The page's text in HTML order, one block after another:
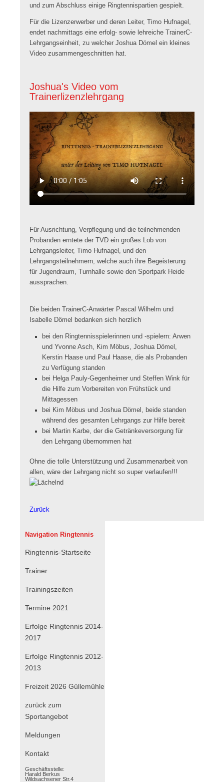
und zum Abschluss einige Ringtennispartien gespielt.
Für die Lizenzerwerber und deren Leiter, Timo Hufnagel,
endet nachmittags eine erfolg- sowie lehreiche TrainerC-
Lehrgangseinheit, zu welcher Joshua Dömel ein kleines
Video zusammengeschnitten hat.
Joshua's Video vom
Trainerlizenzlehrgang
Für Ausrichtung, Verpflegung und die teilnehmenden
Probanden erntete der TVD ein großes Lob von
Lehrgangsleiter, Timo Hufnagel, und den
Lehrgangsteilnehmern, welche auch ihre Begeisterung
für Jugendraum, Turnhalle sowie den Sportpark Heide
aussprachen.
Die beiden TrainerC-Anwärter Pascal Wilhelm und
Isabelle Dömel bedanken sich herzlich
bei den Ringtennisspielerinnen und -spielern: Arwen
und Yvonne Asch, Kim Möbus, Joshua Dömel,
Kerstin Haase und Paul Haase, die als Probanden
zu Verfügung standen
bei Helga Pauly-Gegenheimer und Steffen Wink für
die Hilfe zum Vorbereiten von Frühstück und
Mittagessen
bei Kim Möbus und Joshua Dömel, beide standen
während des gesamten Lehrgangs zur Hilfe bereit
bei Martin Karbe, der die Getränkeversorgung für
den Lehrgang übernommen hat
Ohne die tolle Unterstützung und Zusammenarbeit von
allen, wäre der Lehrgang nicht so super verlaufen!!!
Zurück
Navigation Ringtennis
Navigation
Ringtennis-Startseite
Trainer
Trainingszeiten
Termine 2021
Erfolge Ringtennis 2014-
2017
Erfolge Ringtennis 2012-
2013
Freizeit 2026 Güllemühle
zurück zum
Sportangebot
Navigation
Meldungen
Kontakt
Geschäftsstelle:
Harald Berkus
Wildsachsener Str.4